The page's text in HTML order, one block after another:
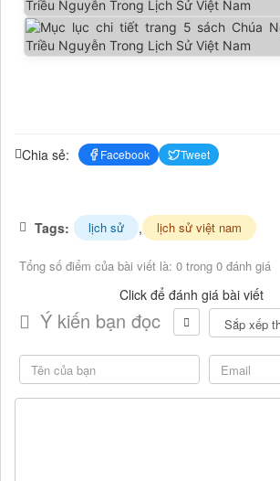
Chia sẻ: Facebook Tweet
Tags: lịch sử , lịch sử việt nam
Tổng số điểm của bài viết là: 0 trong 0 đánh giá
Click để đánh giá bài viết
Ý kiến bạn đọc